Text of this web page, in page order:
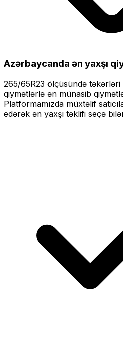
Azərbaycanda ən yaxşı
265/65R23 ölçüsündə təkərləri
qiymətlərlə ən münasib
Platformamızda müxtəlif
edərək ən yaxşı təklifi seçə